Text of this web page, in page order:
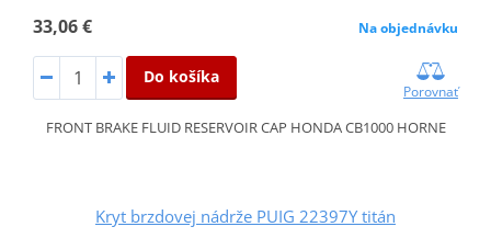
33,06 € Na objednávku
Do košíka
Porovnať
FRONT BRAKE FLUID RESERVOIR CAP HONDA CB1000 HORNE
Kryt brzdovej nádrže PUIG 22397Y titán